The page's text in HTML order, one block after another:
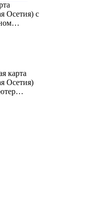
Осетия) с
карта
Осетия)